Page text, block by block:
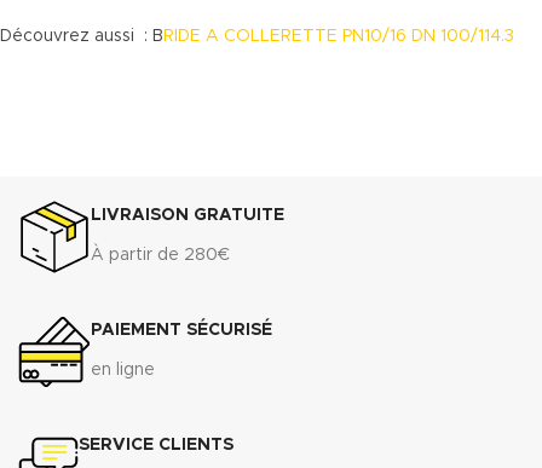
Découvrez aussi : B RIDE A COLLERETTE PN10/16 DN 100/114.3
LIVRAISON GRATUITE
À partir de 280€
PAIEMENT SÉCURISÉ
en ligne
SERVICE CLIENTS